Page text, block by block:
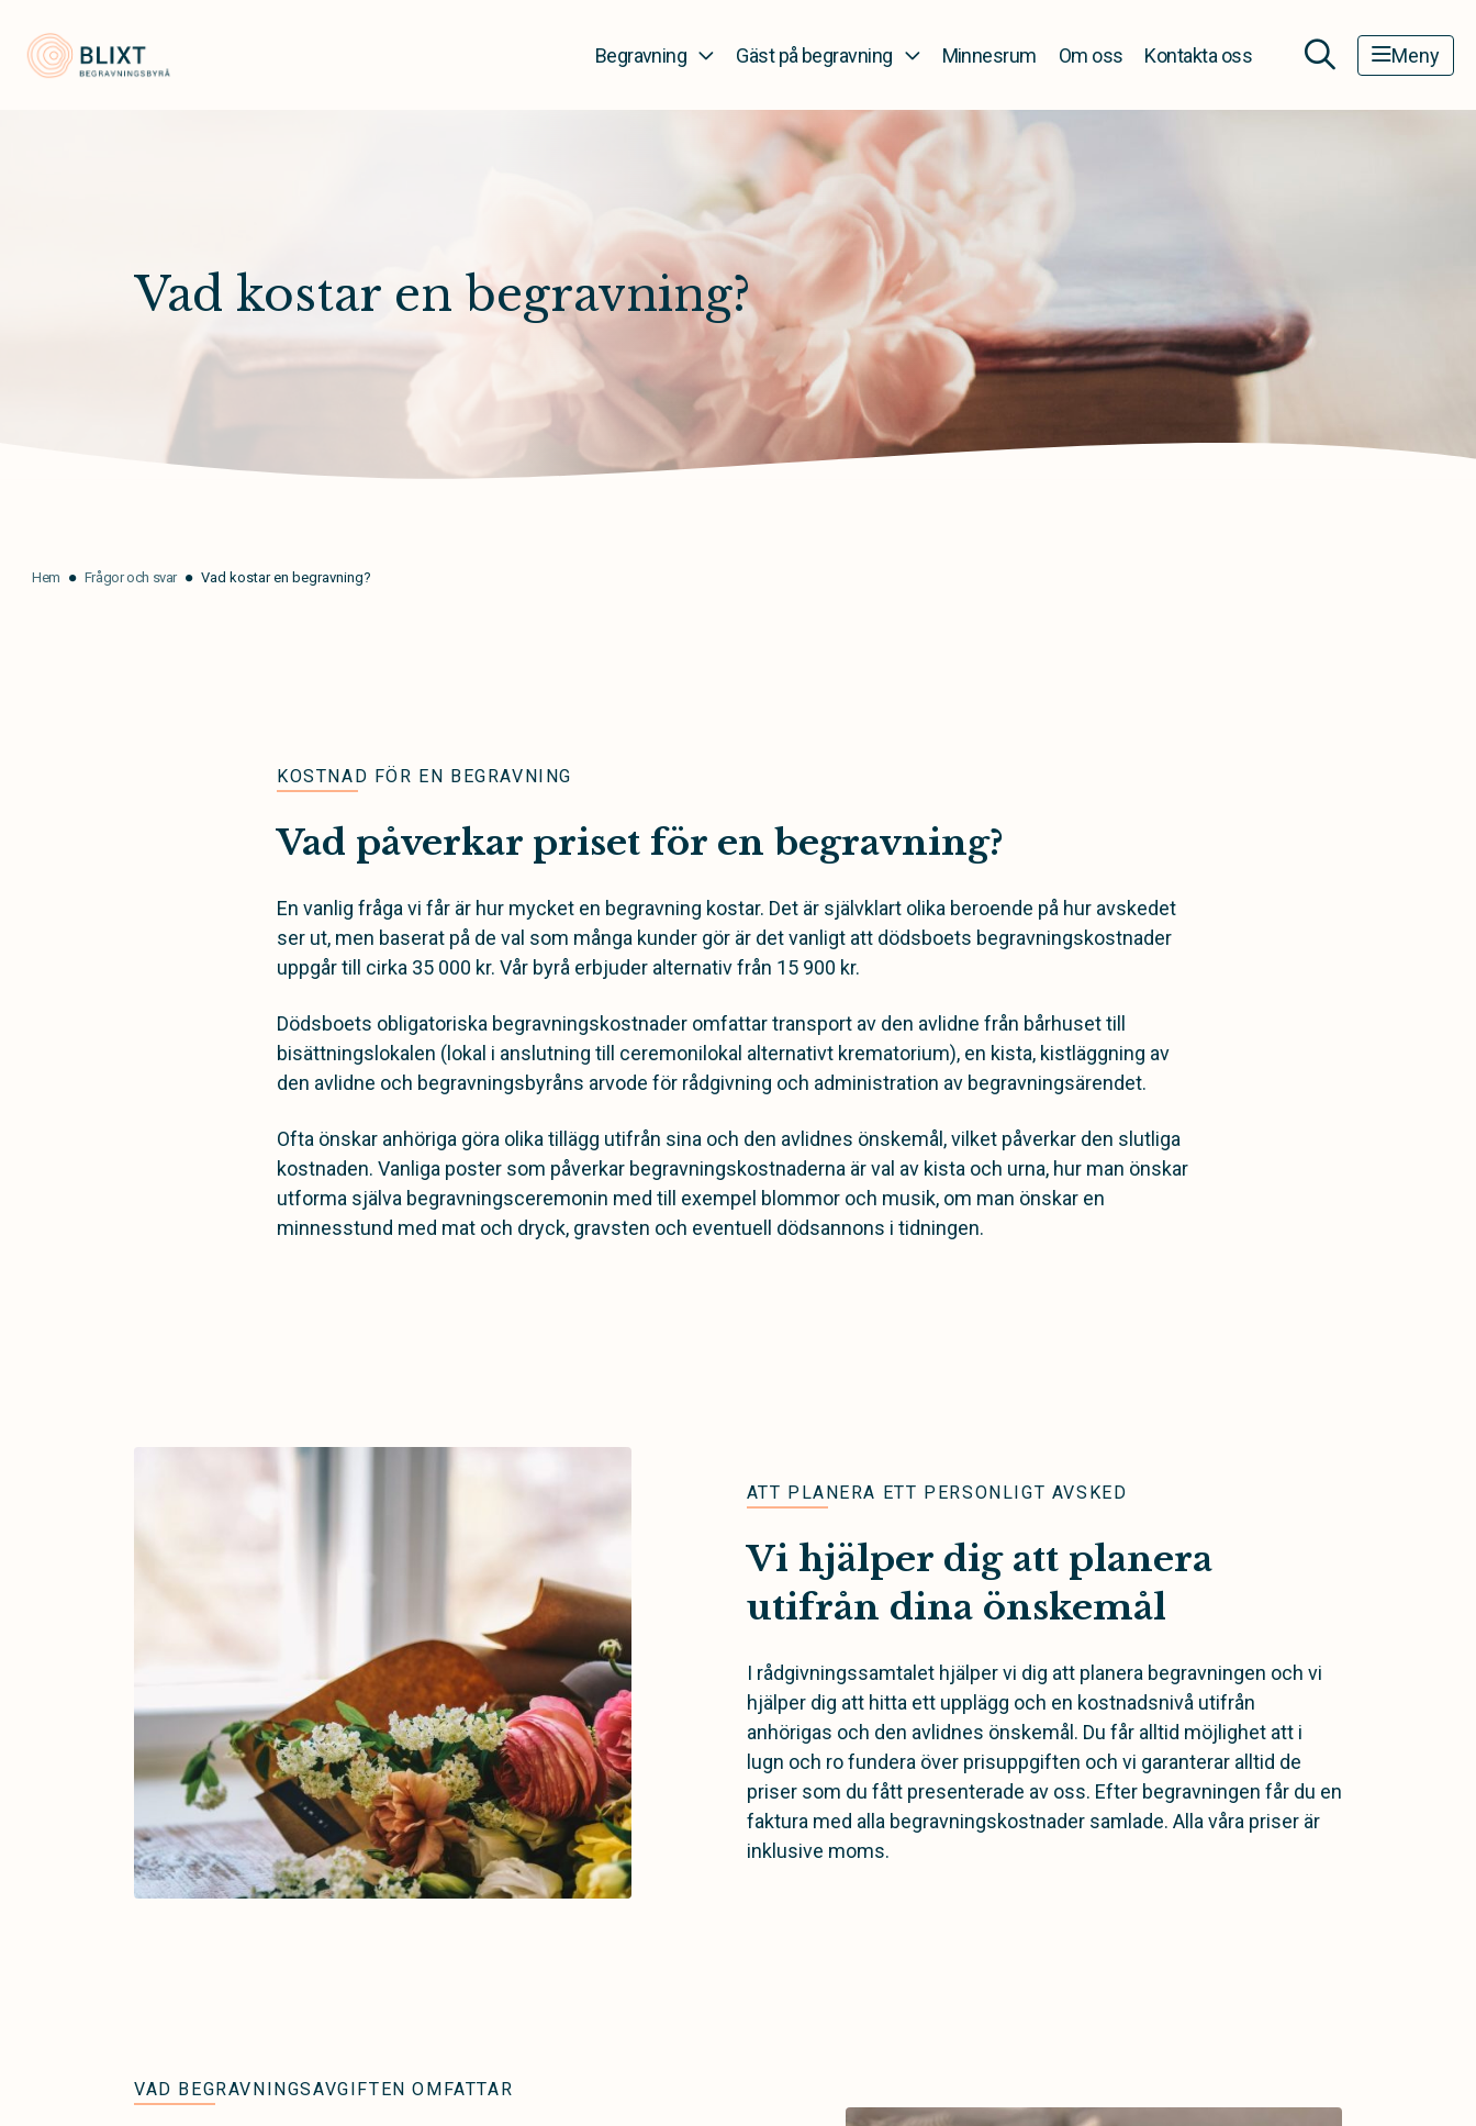
Begravning Gäst på begravning Minnesrum Om oss Kontakta oss Meny
Vad kostar en begravning?
Hem Frågor och svar Vad kostar en begravning?
KOSTNAD FÖR EN BEGRAVNING
Vad påverkar priset för en begravning?
En vanlig fråga vi får är hur mycket en begravning kostar. Det är självklart olika beroende på hur avskedet
ser ut, men baserat på de val som många kunder gör är det vanligt att dödsboets begravningskostnader
uppgår till cirka 35 000 kr. Vår byrå erbjuder alternativ från 15 900 kr.
Dödsboets obligatoriska begravningskostnader omfattar transport av den avlidne från bårhuset till
bisättningslokalen (lokal i anslutning till ceremonilokal alternativt krematorium), en kista, kistläggning av
den avlidne och begravningsbyråns arvode för rådgivning och administration av begravningsärendet.
Ofta önskar anhöriga göra olika tillägg utifrån sina och den avlidnes önskemål, vilket påverkar den slutliga
kostnaden. Vanliga poster som påverkar begravningskostnaderna är val av kista och urna, hur man önskar
utforma själva begravningsceremonin med till exempel blommor och musik, om man önskar en
minnesstund med mat och dryck, gravsten och eventuell dödsannons i tidningen.
ATT PLANERA ETT PERSONLIGT AVSKED
Vi hjälper dig att planera
utifrån dina önskemål
I rådgivningssamtalet hjälper vi dig att planera begravningen och vi
hjälper dig att hitta ett upplägg och en kostnadsnivå utifrån
anhörigas och den avlidnes önskemål. Du får alltid möjlighet att i
lugn och ro fundera över prisuppgiften och vi garanterar alltid de
priser som du fått presenterade av oss. Efter begravningen får du en
faktura med alla begravningskostnader samlade. Alla våra priser är
inklusive moms.
VAD BEGRAVNINGSAVGIFTEN OMFATTAR